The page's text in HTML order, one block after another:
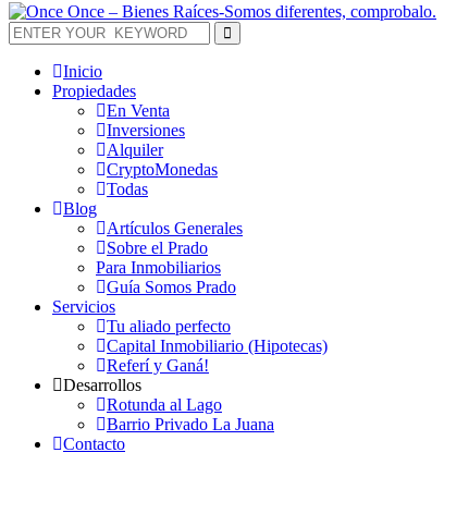
Inicio
Propiedades
En Venta
Inversiones
Alquiler
CryptoMonedas
Todas
Blog
Artículos Generales
Sobre el Prado
Para Inmobiliarios
Guía Somos Prado
Servicios
Tu aliado perfecto
Capital Inmobiliario (Hipotecas)
Referí y Ganá!
Desarrollos
Rotunda al Lago
Barrio Privado La Juana
Contacto